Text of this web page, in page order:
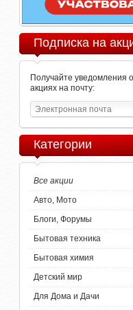
Подписка на
Получайте уведомления
акциях на почту:
Категории
Все акции
Авто, Мото
Блоги, Форумы
Бытовая техника
Бытовая химия
Детский мир
Для Дома и Дачи